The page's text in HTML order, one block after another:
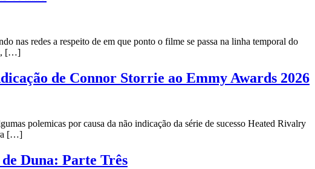
redes a respeito de em que ponto o filme se passa na linha temporal do
[…]
de Connor Storrie ao Emmy Awards 2026
polemicas por causa da não indicação da série de sucesso Heated Rivalry
[…]
Duna: Parte Três